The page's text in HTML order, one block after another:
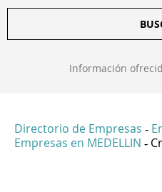
Información
Directorio de Empresas -
Empresas en MEDELLIN -